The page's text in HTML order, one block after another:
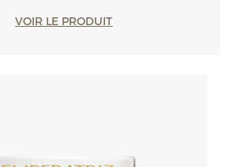
VOIR LE PRODUIT